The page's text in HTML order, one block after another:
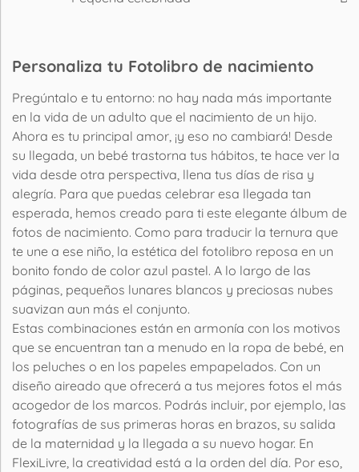
Personaliza tu Fotolibro de nacimiento
Pregúntalo e tu entorno: no hay nada más importante
en la vida de un adulto que el nacimiento de un hijo.
Ahora es tu principal amor, ¡y eso no cambiará! Desde
su llegada, un bebé trastorna tus hábitos, te hace ver la
vida desde otra perspectiva, llena tus días de risa y
alegría. Para que puedas celebrar esa llegada tan
esperada, hemos creado para ti este elegante álbum de
fotos de nacimiento. Como para traducir la ternura que
te une a ese niño, la estética del fotolibro reposa en un
bonito fondo de color azul pastel. A lo largo de las
páginas, pequeños lunares blancos y preciosas nubes
suavizan aun más el conjunto.
Estas combinaciones están en armonía con los motivos
que se encuentran tan a menudo en la ropa de bebé, en
los peluches o en los papeles empapelados. Con un
diseño aireado que ofrecerá a tus mejores fotos el más
acogedor de los marcos. Podrás incluir, por ejemplo, las
fotografías de sus primeras horas en brazos, su salida
de la maternidad y la llegada a su nuevo hogar. En
FlexiLivre, la creatividad está a la orden del día. Por eso,